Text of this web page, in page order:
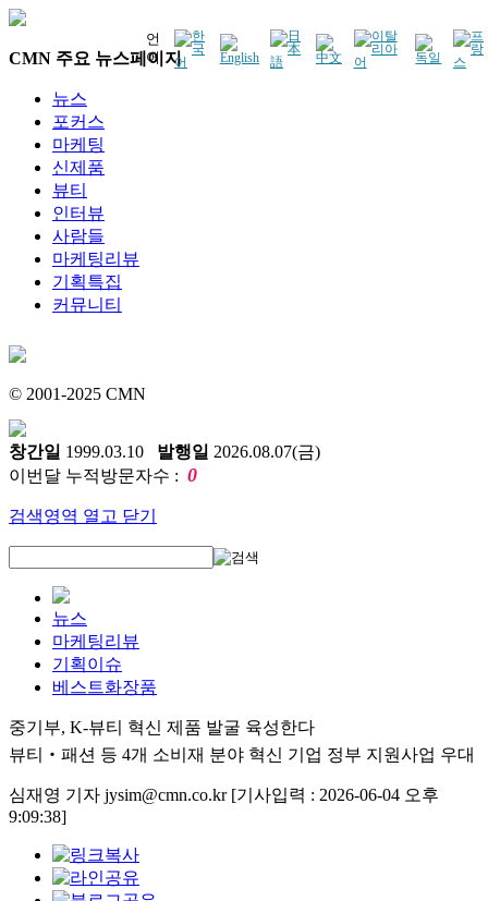
언
어
CMN 주요 뉴스페이지
뉴스
포커스
마케팅
신제품
뷰티
인터뷰
사람들
마케팅리뷰
기획특집
커뮤니티
© 2001-2025 CMN
창간일 1999.03.10 발행일 2026.08.07(금)
이번달 누적방문자수 : 0
검색영역 열고 닫기
뉴스
마케팅리뷰
기획이슈
베스트화장품
중기부, K-뷰티 혁신 제품 발굴 육성한다
뷰티‧패션 등 4개 소비재 분야 혁신 기업 정부 지원사업 우대
심재영 기자 jysim@cmn.co.kr [기사입력 : 2026-06-04 오후
9:09:38]